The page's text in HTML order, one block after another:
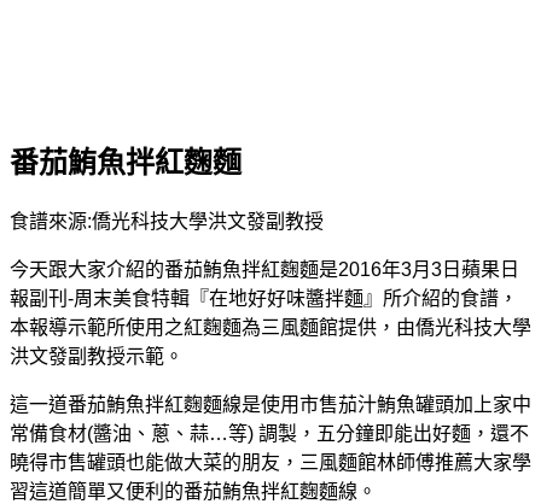
番茄鮪魚拌紅麴麵
食譜來源:僑光科技大學洪文發副教授
今天跟大家介紹的番茄鮪魚拌紅麴麵是2016年3月3日蘋果日
報副刊-周末美食特輯『在地好好味醬拌麵』所介紹的食譜，
本報導示範所使用之紅麴麵為三風麵館提供，由僑光科技大學
洪文發副教授示範。
這一道番茄鮪魚拌紅麴麵線是使用市售茄汁鮪魚罐頭加上家中
常備食材(醬油、蔥、蒜…等) 調製，五分鐘即能出好麵，還不
曉得市售罐頭也能做大菜的朋友，三風麵館林師傅推薦大家學
習這道簡單又便利的番茄鮪魚拌紅麴麵線。